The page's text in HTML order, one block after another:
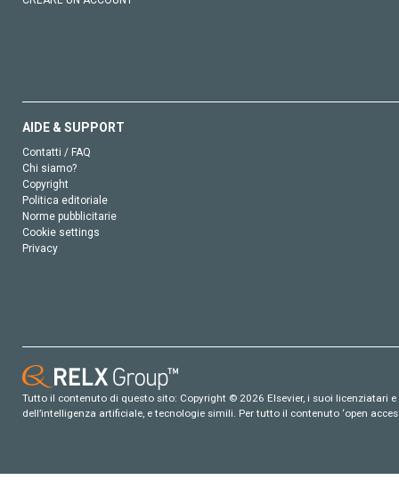
AIDE & SUPPORT
Contatti / FAQ
Chi siamo?
Copyright
Politica editoriale
Norme pubblicitarie
Cookie settings
Privacy
Tutto il contenuto di questo sito: Copyright © 2026 Elsevier, i suoi
dell’intelligenza artificiale, e tecnologie simili. Per tutto il contenuto ‘open